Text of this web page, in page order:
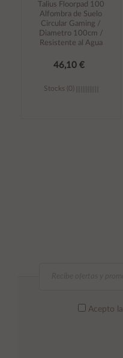
Talius Floorpad 100
Alfombra de Suelo
Circular Gaming /
Diametro 100cm /
Resistente al Agua
46,10 €
Stocks (0)
Acepto la